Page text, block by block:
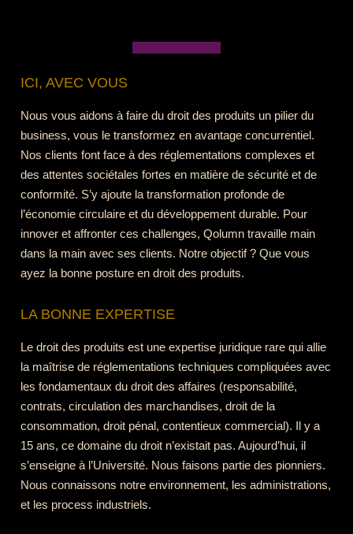
ICI, AVEC VOUS
Nous vous aidons à faire du droit des produits un pilier du
business, vous le transformez en avantage concurrentiel.
Nos clients font face à des réglementations complexes et
des attentes sociétales fortes en matière de sécurité et de
conformité. S’y ajoute la transformation profonde de
l’économie circulaire et du développement durable. Pour
innover et affronter ces challenges, Qolumn travaille main
dans la main avec ses clients. Notre objectif ? Que vous
ayez la bonne posture en droit des produits.
LA BONNE EXPERTISE
Le droit des produits est une expertise juridique rare qui allie
la maîtrise de réglementations techniques compliquées avec
les fondamentaux du droit des affaires (responsabilité,
contrats, circulation des marchandises, droit de la
consommation, droit pénal, contentieux commercial). Il y a
15 ans, ce domaine du droit n’existait pas. Aujourd’hui, il
s’enseigne à l’Université. Nous faisons partie des pionniers.
Nous connaissons notre environnement, les administrations,
et les process industriels.